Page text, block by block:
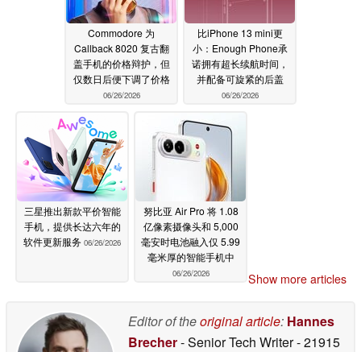
Commodore 为
Callback 8020 复古翻
盖手机的价格辩护，但
仅数日后便下调了价格
06/26/2026
比iPhone 13 mini更
小：Enough Phone承
诺拥有超长续航时间，
并配备可旋紧的后盖
06/26/2026
三星推出新款平价智能
手机，提供长达六年的
软件更新服务 06/26/2026
努比亚 Air Pro 将 1.08
亿像素摄像头和 5,000
毫安时电池融入仅 5.99
毫米厚的智能手机中
06/26/2026 Show more articles
Editor of theoriginal article: Hannes
Brecher- Senior Tech Writer- 21915